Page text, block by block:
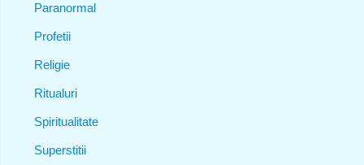
Paranormal
Profetii
Religie
Ritualuri
Spiritualitate
Superstitii